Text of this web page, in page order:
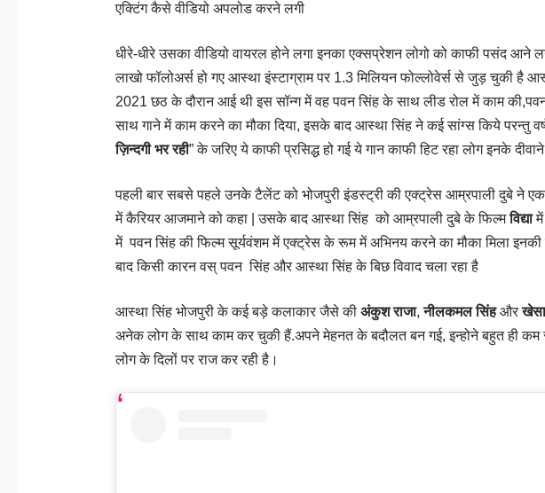
एक्टिंग कैसे वीडियो अपलोड करने लगी
धीरे-धीरे उसका वीडियो वायरल होने लगा इनका एक्सप्रेशन लोगो को काफी पसंद आने
लाखो फॉलोअर्स हो गए आस्था इंस्टाग्राम पर 1.3 मिलियन फोल्लोवेर्स से जुड़ चुकी है
2021 छठ के दौरान आई थी इस सॉन्ग में वह पवन सिंह के साथ लीड रोल में काम
साथ गाने में काम करने का मौका दिया, इसके बाद आस्था सिंह ने कई सांग्स किये परन्तु
ज़िन्दगी भर रही” के जरिए ये काफी प्रसिद्ध हो गई ये गान काफी हिट रहा लोग इनके
पहली बार सबसे पहले उनके टैलेंट को भोजपुरी इंडस्ट्री की एक्ट्रेस आम्रपाली दुबे ने एक
में कैरियर आजमाने को कहा | उसके बाद आस्था सिंह को आम्रपाली दुबे के फिल्मविद्यामें
में पवन सिंह की फिल्म सूर्यवंशम में एक्ट्रेस के रूम में अभिनय करने का मौका मिला
बाद किसी कारन वस् पवन सिंह और आस्था सिंह के बिछ विवाद चला रहा है
आस्था सिंह भोजपुरी के कई बड़े कलाकार जैसे की अंकुश राजा, नीलकमल सिंहऔर
अनेक लोग के साथ काम कर चुकी हैं.अपने मेहनत के बदौलत बन गई, इन्होने बहुत ही
लोग के दिलों पर राज कर रही है।